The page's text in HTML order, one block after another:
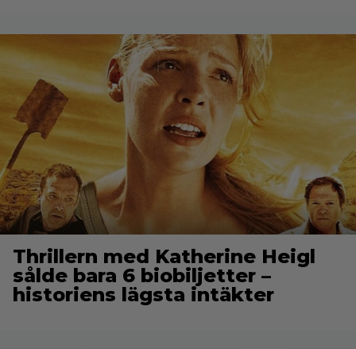
Thrillern med Katherine Heigl
sålde bara 6 biobiljetter –
historiens lägsta intäkter